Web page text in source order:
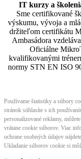
IT kurzy a
Sme certifikované
výskumu, vývoja a
držiteľom certifikátu
Ambasádora
Oficiálne
kvalifikovanými
normy STN EN ISO
Používame štatistiky a súbory
stránok súhlasíte s ich
personalizované reklamy,
vrátane cookie súborov. Viac
ochrane osobných údajov
Ukladanie súborov cookie si